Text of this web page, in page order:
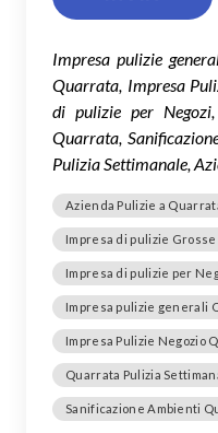
Impresa pulizie
Quarrata, Impresa
di pulizie per
Quarrata,
Pulizia Settimanale,
Azienda Pulizie a
Impresa di pulizie
Impresa di pulizie per
Impresa pulizie generali
Impresa Pulizie Negozio
Quarrata Pulizia
Sanificazione Ambienti